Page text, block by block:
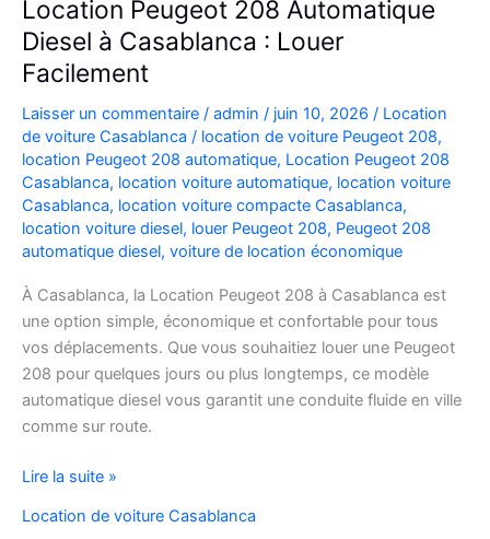
Location Peugeot 208 Automatique
Diesel à Casablanca : Louer
Facilement
Laisser un commentaire / admin / juin 10, 2026 / Location
de voiture Casablanca / location de voiture Peugeot 208,
location Peugeot 208 automatique, Location Peugeot 208
Casablanca, location voiture automatique, location voiture
Casablanca, location voiture compacte Casablanca,
location voiture diesel, louer Peugeot 208, Peugeot 208
automatique diesel, voiture de location économique
À Casablanca, la Location Peugeot 208 à Casablanca est
une option simple, économique et confortable pour tous
vos déplacements. Que vous souhaitiez louer une Peugeot
208 pour quelques jours ou plus longtemps, ce modèle
automatique diesel vous garantit une conduite fluide en ville
comme sur route.
Location
208
Lire la suite »
Location de voiture Casablanca